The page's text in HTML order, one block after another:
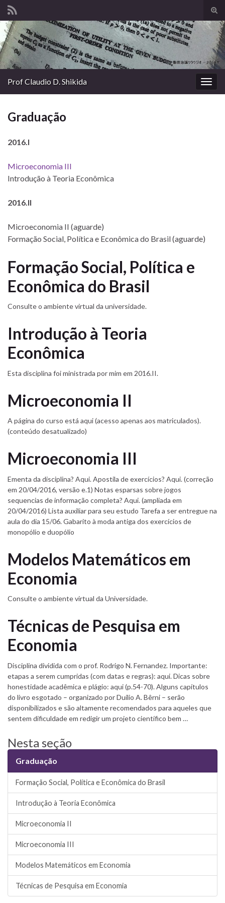
de
Search for:
Prof Claudio D. Shikida
Graduação
2016.I
Microeconomia III
Introdução à Teoria Econômica
2016.II
Microeconomia II (aguarde)
Formação Social, Política e Econômica do Brasil (aguarde)
Formação Social, Política e
Econômica do Brasil
Consulte o ambiente virtual da universidade.
Introdução à Teoria
Econômica
Esta disciplina foi ministrada por mim em 2016.II.
Microeconomia II
A página do curso está aqui (acesso apenas aos matriculados).
(conteúdo desatualizado)
Microeconomia III
Ementa da disciplina? Aqui. Apostila de exercícios? Aqui. (correção
em 20/04/2016, versão e.1) Notas esparsas sobre jogos
sequencias de informação completa? Aqui. (ampliada em
20/04/2016) Lista auxiliar para seu estudo Tarefa a ser entregue na
aula do dia 15/06. Gabarito à moda antiga dos exercícios de
monopólio e duopólio
Modelos Matemáticos em
Economia
Consulte o ambiente virtual da Universidade.
Técnicas de Pesquisa em
Economia
Disciplina dividida com o prof. Rodrigo N. Fernandez. Importante:
etapas a serem cumpridas (com datas e regras): aqui. Dicas sobre
honestidade acadêmica e plágio: aqui (p.54-70). Alguns capítulos
do livro esgotado – organizado por Duílio A. Bêrni – serão
disponibilizados e são altamente recomendados para aqueles que
sentem dificuldade em redigir um projeto científico bem …
Nesta seção
Graduação
Formação Social, Política e Econômica do Brasil
Introdução à Teoria Econômica
Microeconomia II
Microeconomia III
Modelos Matemáticos em Economia
Técnicas de Pesquisa em Economia